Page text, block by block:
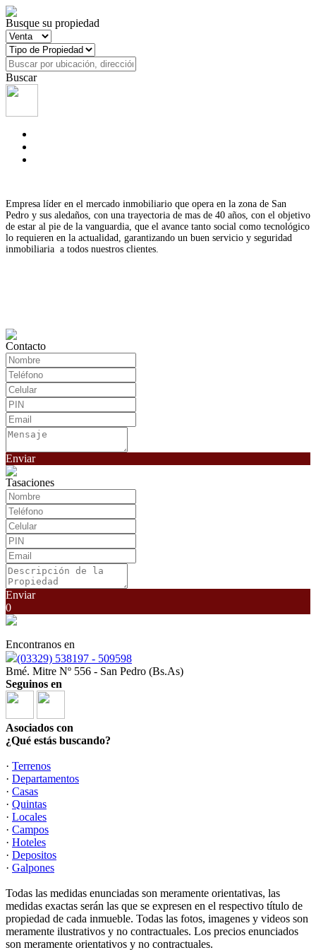
Busque su propiedad
Buscar
Empresa líder en el mercado inmobiliario que opera en la zona de San
Pedro y sus aledaños, con una trayectoria de mas de 40 años, con el objetivo
de estar al pie de la vanguardia, que el avance tanto social como tecnológico
lo requieren en la actualidad, garantizando un buen servicio y seguridad
inmobiliaria a todos nuestros clientes.
Contacto
Enviar
Tasaciones
Enviar
0
Encontranos en
(03329) 538197 - 509598
Bmé. Mitre Nº 556 - San Pedro (Bs.As)
Seguinos en
Asociados con
¿Qué estás buscando?
· Terrenos
· Departamentos
· Casas
· Quintas
· Locales
· Campos
· Hoteles
· Depositos
· Galpones
Todas las medidas enunciadas son meramente orientativas, las
medidas exactas serán las que se expresen en el respectivo título de
propiedad de cada inmueble. Todas las fotos, imagenes y videos son
meramente ilustrativos y no contractuales. Los precios enunciados
son meramente orientativos y no contractuales.